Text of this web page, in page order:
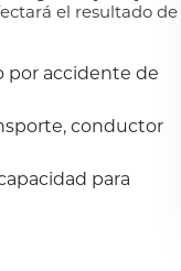
el resultado de
por accidente de
conductor
para